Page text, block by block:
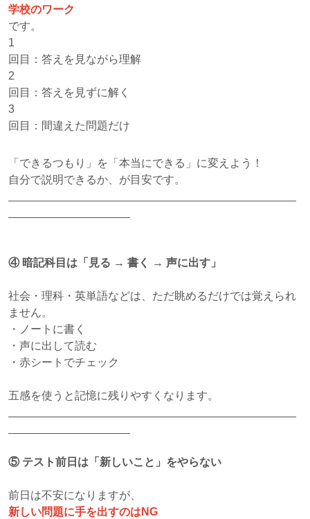
学校のワーク
です。
1
回目：答えを見ながら理解
2
回目：答えを見ずに解く
3
回目：間違えた問題だけ
「できるつもり」を「本当にできる」に変えよう！
自分で説明できるか、が目安です。
④ 暗記科目は「見る → 書く → 声に出す」
社会・理科・英単語などは、ただ眺めるだけでは覚えられ
ません。
・ノートに書く
・声に出して読む
・赤シートでチェック
五感を使うと記憶に残りやすくなります。
⑤ テスト前日は「新しいこと」をやらない
前日は不安になりますが、
新しい問題に手を出すのはNG